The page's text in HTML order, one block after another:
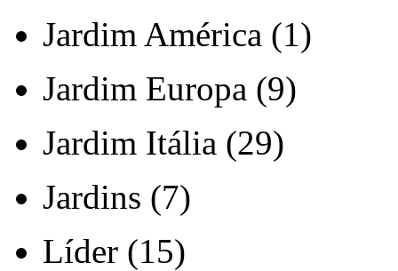
Jardim América (1)
Jardim Europa (9)
Jardim Itália (29)
Jardins (7)
Líder (15)